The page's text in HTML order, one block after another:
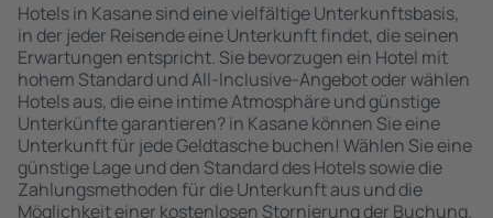
Hotels in Kasane sind eine vielfältige Unterkunftsbasis,
in der jeder Reisende eine Unterkunft findet, die seinen
Erwartungen entspricht. Sie bevorzugen ein Hotel mit
hohem Standard und All-Inclusive-Angebot oder wählen
Hotels aus, die eine intime Atmosphäre und günstige
Unterkünfte garantieren? in Kasane können Sie eine
Unterkunft für jede Geldtasche buchen! Wählen Sie eine
günstige Lage und den Standard des Hotels sowie die
Zahlungsmethoden für die Unterkunft aus und die
Möglichkeit einer kostenlosen Stornierung der Buchung.